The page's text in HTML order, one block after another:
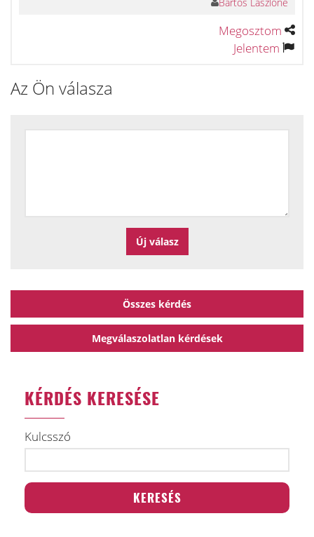
Megosztom
Jelentem
Az Ön válasza
Összes kérdés
Megválaszolatlan kérdések
KÉRDÉS KERESÉSE
Kulcsszó